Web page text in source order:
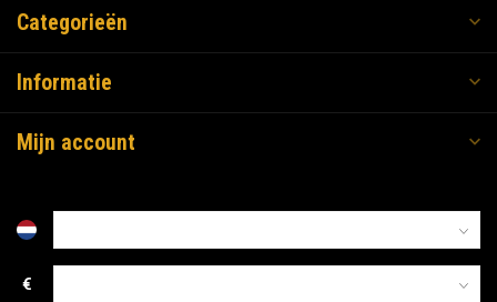
Categorieën
Informatie
Mijn account
€